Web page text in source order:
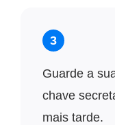
3
Guarde a
chave
mais tarde.